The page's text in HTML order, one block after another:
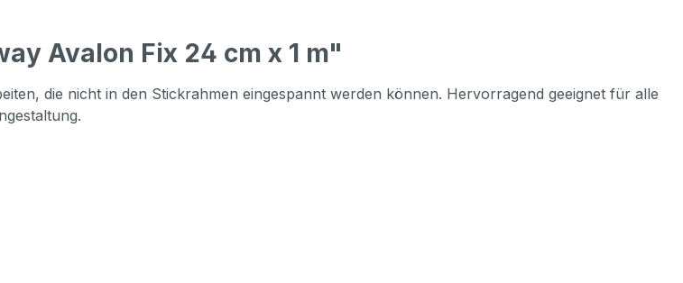
Avalon Fix 24 cm x 1 m"
die nicht in den Stickrahmen eingespannt werden können. Hervorragend geeignet für alle